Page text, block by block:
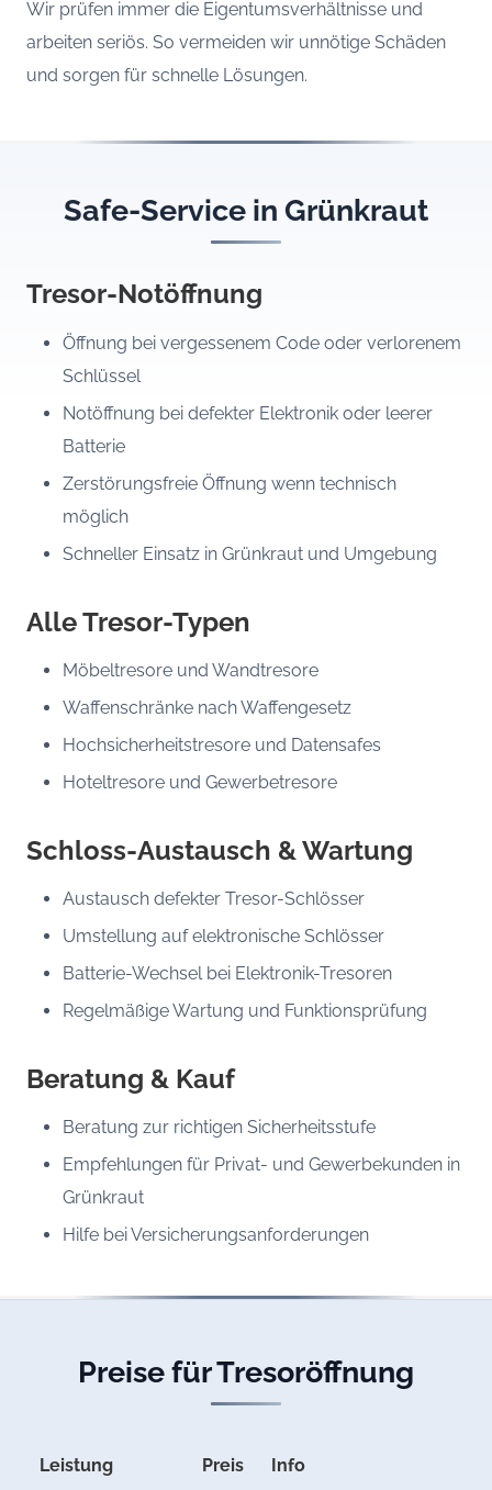
Wir prüfen immer die Eigentumsverhältnisse und
arbeiten seriös. So vermeiden wir unnötige Schäden
und sorgen für schnelle Lösungen.
Safe-Service in Grünkraut
Tresor-Notöffnung
Öffnung bei vergessenem Code oder verlorenem
Schlüssel
Notöffnung bei defekter Elektronik oder leerer
Batterie
Zerstörungsfreie Öffnung wenn technisch
möglich
Schneller Einsatz in Grünkraut und Umgebung
Alle Tresor-Typen
Möbeltresore und Wandtresore
Waffenschränke nach Waffengesetz
Hochsicherheitstresore und Datensafes
Hoteltresore und Gewerbetresore
Schloss-Austausch & Wartung
Austausch defekter Tresor-Schlösser
Umstellung auf elektronische Schlösser
Batterie-Wechsel bei Elektronik-Tresoren
Regelmäßige Wartung und Funktionsprüfung
Beratung & Kauf
Beratung zur richtigen Sicherheitsstufe
Empfehlungen für Privat- und Gewerbekunden in
Grünkraut
Hilfe bei Versicherungsanforderungen
Preise für Tresoröffnung
Leistung
Preis
Info